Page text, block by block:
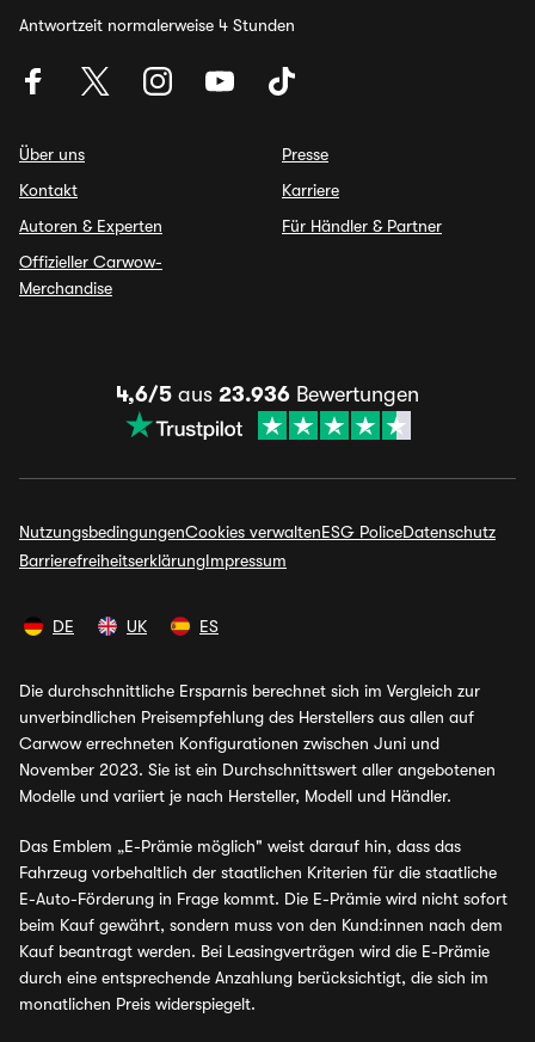
Antwortzeit normalerweise 4 Stunden
Über uns
Kontakt
Autoren & Experten
Offizieller Carwow-
Merchandise
Presse
Karriere
Für Händler & Partner
4,6/5 aus 23.936 Bewertungen
NutzungsbedingungenCookies verwaltenESG PoliceDatenschutz
BarrierefreiheitserklärungImpressum
DE UK ES
Die durchschnittliche Ersparnis berechnet sich im Vergleich zur
unverbindlichen Preisempfehlung des Herstellers aus allen auf
Carwow errechneten Konfigurationen zwischen Juni und
November 2023. Sie ist ein Durchschnittswert aller angebotenen
Modelle und variiert je nach Hersteller, Modell und Händler.
Das Emblem „E-Prämie möglich" weist darauf hin, dass das
Fahrzeug vorbehaltlich der staatlichen Kriterien für die staatliche
E-Auto-Förderung in Frage kommt. Die E-Prämie wird nicht sofort
beim Kauf gewährt, sondern muss von den Kund:innen nach dem
Kauf beantragt werden. Bei Leasingverträgen wird die E-Prämie
durch eine entsprechende Anzahlung berücksichtigt, die sich im
monatlichen Preis widerspiegelt.